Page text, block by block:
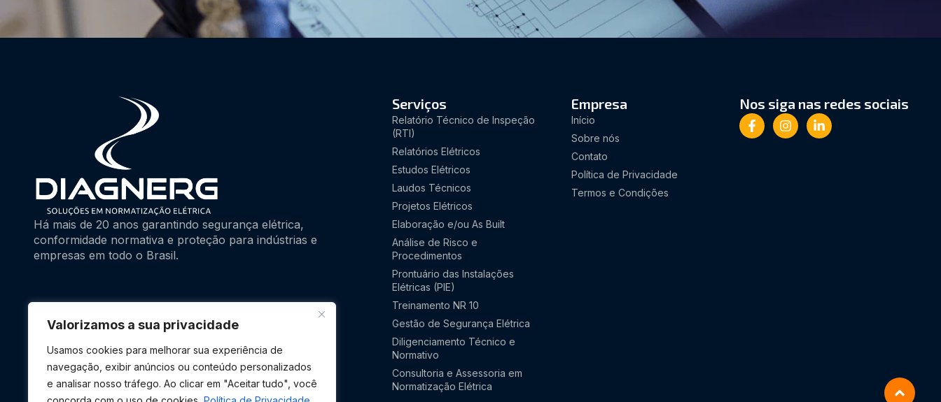
Valorizamos a sua privacidade
Usamos cookies para melhorar sua experiência de
navegação, exibir anúncios ou conteúdo personalizados
e analisar nosso tráfego. Ao clicar em "Aceitar tudo", você
Há mais de 20 anos garantindo segurança elétrica,
conformidade normativa e proteção para indústrias e
empresas em todo o Brasil.
Serviços
Relatório Técnico de Inspeção
(RTI)
Relatórios Elétricos
Estudos Elétricos
Laudos Técnicos
Projetos Elétricos
Elaboração e/ou As Built
Análise de Risco e
Procedimentos
Prontuário das Instalações
Elétricas (PIE)
Treinamento NR 10
Gestão de Segurança Elétrica
Diligenciamento Técnico e
Normativo
Consultoria e Assessoria em
Normatização Elétrica
Empresa
Início
Sobre nós
Contato
Política de Privacidade
Termos e Condições
Nos siga nas redes sociais